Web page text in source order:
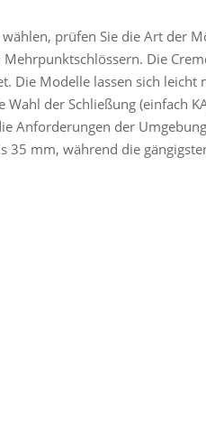
prüfen Sie die Art der
Die
Die Modelle lassen sich leicht
der Schließung (einfach
Anforderungen der
35 mm, während die